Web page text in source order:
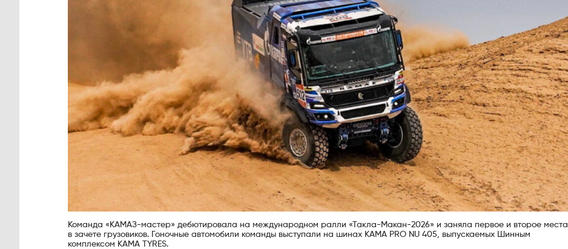
Команда «КАМАЗ-мастер» дебютировала на международном ралли «Такла-Макан-2026» и заняла первое и второе места
в зачете грузовиков. Гоночные автомобили команды выступали на шинах KAMA PRO NU 405, выпускаемых Шинным
комплексом KAMA TYRES.